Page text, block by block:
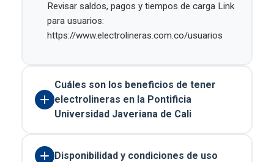
Revisar saldos, pagos y tiempos de carga Link
para usuarios:
https://www.electrolineras.com.co/usuarios
Cuáles son los beneficios de tener
electrolineras en la Pontificia
Universidad Javeriana de Cali
Disponibilidad y condiciones de uso